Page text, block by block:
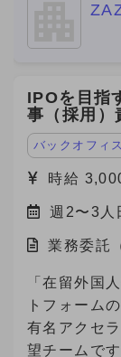
迎するフラ
す！ 【自社の説明】 わたしたちZAZA株式会社
は、「未来
造業と旅行
すスタート
「Metoree
した比較・
のエンジニ
率的に比較
★「産業用
チフレーズ
て「まずは
のためにCM
IPOを目指
事（採用）
バックオフィス
時給
週2〜3人
業務委託
「在留外国
トフォーム
有名アクセ
望チームです。 就労先を探している在